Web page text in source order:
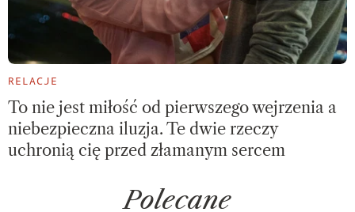
RELACJE
To nie jest miłość od pierwszego wejrzenia a
niebezpieczna iluzja. Te dwie rzeczy
uchronią cię przed złamanym sercem
Polecane